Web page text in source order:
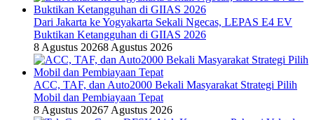
Dari Jakarta ke Yogyakarta Sekali Ngecas, LEPAS E4 EV
Buktikan Ketangguhan di GIIAS 2026
8 Agustus 20268 Agustus 2026
ACC, TAF, dan Auto2000 Bekali Masyarakat Strategi Pilih
Mobil dan Pembiayaan Tepat
8 Agustus 20267 Agustus 2026